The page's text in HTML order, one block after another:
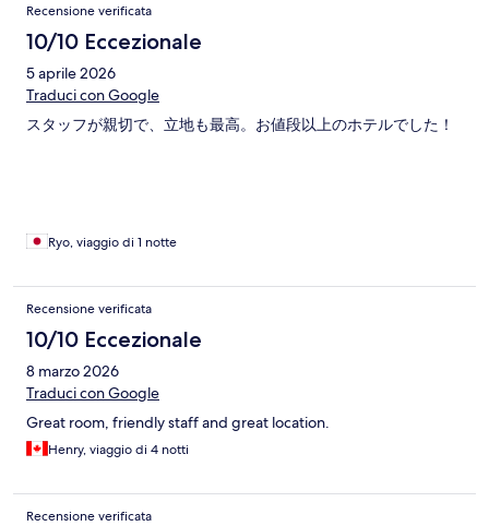
Recensione verificata
10/10 Eccezionale
5 aprile 2026
Traduci con Google
スタッフが親切で、立地も最高。お値段以上のホテルでした！
Ryo, viaggio di 1 notte
Recensione verificata
10/10 Eccezionale
8 marzo 2026
Traduci con Google
Great room, friendly staff and great location.
Henry, viaggio di 4 notti
Recensione verificata